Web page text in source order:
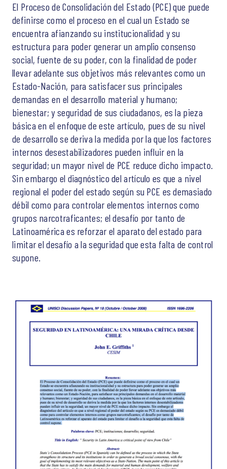
El Proceso de Consolidación del Estado (PCE) que puede
definirse como el proceso en el cual un Estado se
encuentra afianzando su institucionalidad y su
estructura para poder generar un amplio consenso
social, fuente de su poder, con la finalidad de poder
llevar adelante sus objetivos más relevantes como un
Estado-Nación, para satisfacer sus principales
demandas en el desarrollo material y humano;
bienestar; y seguridad de sus ciudadanos, es la pieza
básica en el enfoque de este artículo, pues de su nivel
de desarrollo se deriva la medida por la que los factores
internos desestabilizadores pueden influir en la
seguridad; un mayor nivel de PCE reduce dicho impacto.
Sin embargo el diagnóstico del artículo es que a nivel
regional el poder del estado según su PCE es demasiado
débil como para controlar elementos internos como
grupos narcotraficantes; el desafío por tanto de
Latinoamérica es reforzar el aparato del estado para
limitar el desafío a la seguridad que esta falta de control
supone.